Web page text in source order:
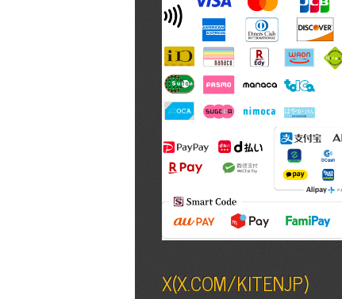
X(X.COM/KITENJP)